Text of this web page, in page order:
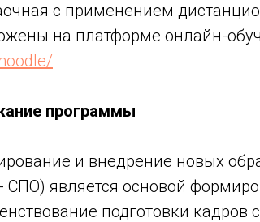
с применением
на платформе онлайн-
программы
и внедрение новых
СПО) является основой
подготовки кадров